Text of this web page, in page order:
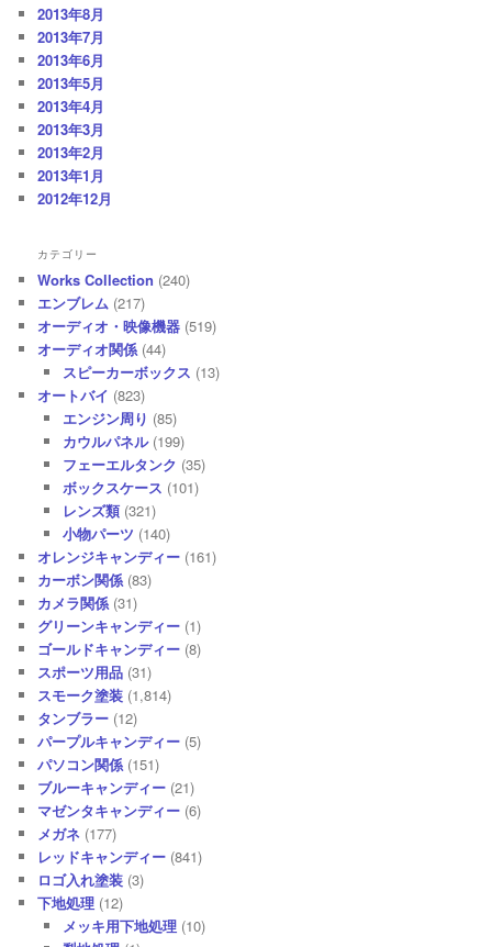
2013年8月
2013年7月
2013年6月
2013年5月
2013年4月
2013年3月
2013年2月
2013年1月
2012年12月
カテゴリー
Works Collection (240)
エンブレム (217)
オーディオ・映像機器 (519)
オーディオ関係 (44)
スピーカーボックス (13)
オートバイ (823)
エンジン周り (85)
カウルパネル(199)
フェーエルタンク (35)
ボックスケース (101)
レンズ類(321)
小物パーツ (140)
オレンジキャンディー (161)
カーボン関係 (83)
カメラ関係 (31)
グリーンキャンディー (1)
ゴールドキャンディー (8)
スポーツ用品 (31)
スモーク塗装 (1,814)
タンブラー (12)
パープルキャンディー (5)
パソコン関係 (151)
ブルーキャンディー (21)
マゼンタキャンディー (6)
メガネ (177)
レッドキャンディー (841)
ロゴ入れ塗装 (3)
下地処理 (12)
メッキ用下地処理(10)